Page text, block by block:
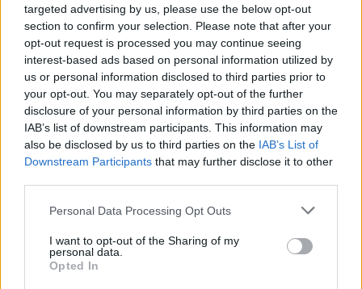
targeted advertising by us, please use the below opt-out
section to confirm your selection. Please note that after your
opt-out request is processed you may continue seeing
interest-based ads based on personal information utilized by
us or personal information disclosed to third parties prior to
your opt-out. You may separately opt-out of the further
disclosure of your personal information by third parties on the
IAB’s list of downstream participants. This information may
also be disclosed by us to third parties on the IAB’s List of
Downstream Participants that may further disclose it to other
Personal Data Processing Opt Outs
I want to opt-out of the Sharing of my
personal data.
Opted In